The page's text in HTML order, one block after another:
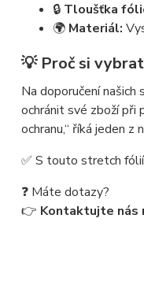
🔒 Tloušťka
🌍 Materiál:
💡 Proč si
Na doporučení
ochránit své zboží při
ochranu,“ říká jeden z
✅ S touto stretch fólií
❓ Máte dotazy?
👉 Kontaktujte nás